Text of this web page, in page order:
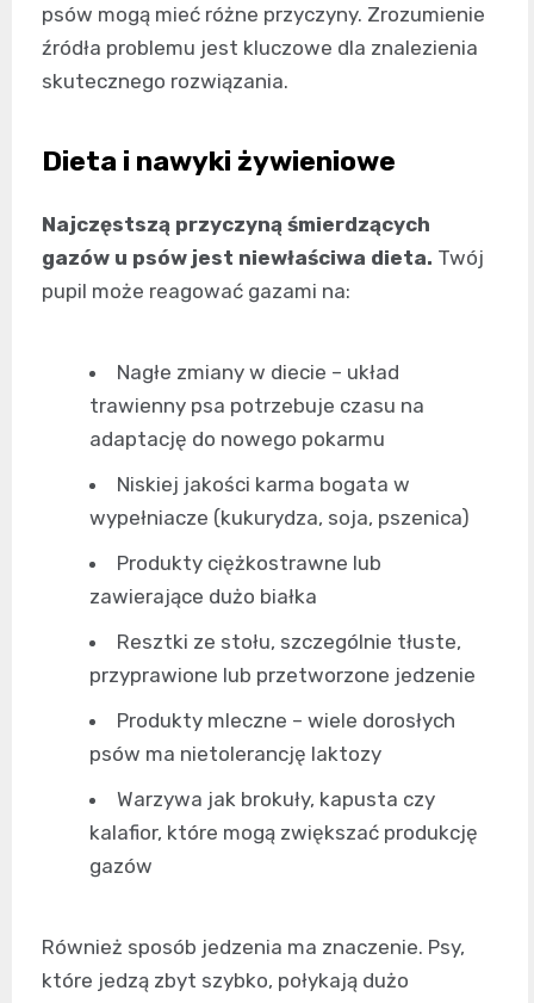
psów mogą mieć różne przyczyny. Zrozumienie
źródła problemu jest kluczowe dla znalezienia
skutecznego rozwiązania.
Dieta i nawyki żywieniowe
Najczęstszą przyczyną śmierdzących
gazów u psów jest niewłaściwa dieta. Twój
pupil może reagować gazami na:
Nagłe zmiany w diecie – układ
trawienny psa potrzebuje czasu na
adaptację do nowego pokarmu
Niskiej jakości karma bogata w
wypełniacze (kukurydza, soja, pszenica)
Produkty ciężkostrawne lub
zawierające dużo białka
Resztki ze stołu, szczególnie tłuste,
przyprawione lub przetworzone jedzenie
Produkty mleczne – wiele dorosłych
psów ma nietolerancję laktozy
Warzywa jak brokuły, kapusta czy
kalafior, które mogą zwiększać produkcję
gazów
Również sposób jedzenia ma znaczenie. Psy,
które jedzą zbyt szybko, połykają dużo